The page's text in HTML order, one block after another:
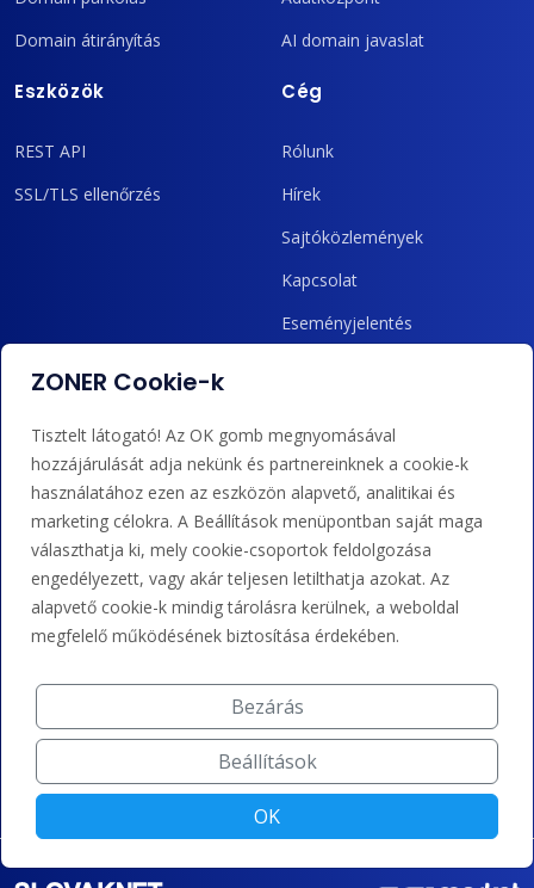
Domain átirányítás
AI domain javaslat
Eszközök
REST API
SSL/TLS ellenőrzés
Cég
Rólunk
Hírek
Sajtóközlemények
Kapcsolat
Eseményjelentés
Adminisztráció
Bejelentkezés Súgó
Támogatás
+36 202 343 883
admin@zoner.hu
Elfogadunk kártyás fizetést, Google/Apple Pay-t, banki
átutalást és kreditet.
ZONER Cookie-k
Tisztelt látogató! Az OK gomb megnyomásával
hozzájárulását adja nekünk és partnereinknek a cookie-k
használatához ezen az eszközön alapvető, analitikai és
marketing célokra. A Beállítások menüpontban saját maga
választhatja ki, mely cookie-csoportok feldolgozása
engedélyezett, vagy akár teljesen letilthatja azokat. Az
alapvető cookie-k mindig tárolásra kerülnek, a weboldal
megfelelő működésének biztosítása érdekében.
Bezárás
Beállítások
OK